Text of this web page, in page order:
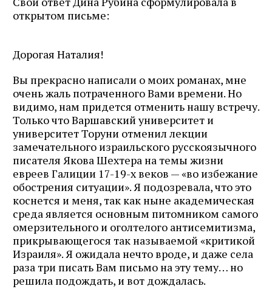
открытом письме:
Дорогая Наталия!
Вы прекрасно написали о моих романах, мне
очень жаль потраченного Вами времени. Но
видимо, нам придется отменить нашу встречу.
Только что Варшавский университет и
университет Торуни отменил лекции
замечательного израильского русскоязычного
писателя Якова Шехтера на темы жизни
евреев Галиции 17-19-х веков — «во избежание
обострения ситуации». Я подозревала, что это
коснется и меня, так как ныне академическая
среда является основным питомником самого
омерзительного и оголтелого антисемитизма,
прикрывающегося так называемой «критикой
Израиля». Я ожидала нечто вроде, и даже села
раза три писать Вам письмо на эту тему… но
решила подождать, и вот дождалась.